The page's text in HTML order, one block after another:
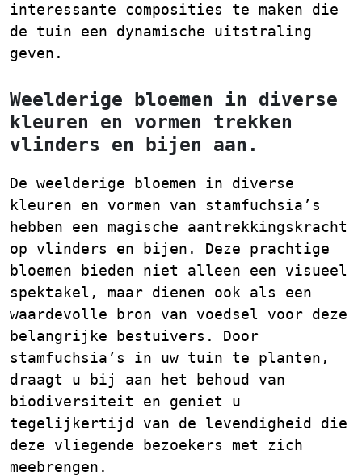
interessante composities te maken die
de tuin een dynamische uitstraling
geven.
Weelderige bloemen in diverse
kleuren en vormen trekken
vlinders en bijen aan.
De weelderige bloemen in diverse
kleuren en vormen van stamfuchsia’s
hebben een magische aantrekkingskracht
op vlinders en bijen. Deze prachtige
bloemen bieden niet alleen een visueel
spektakel, maar dienen ook als een
waardevolle bron van voedsel voor deze
belangrijke bestuivers. Door
stamfuchsia’s in uw tuin te planten,
draagt u bij aan het behoud van
biodiversiteit en geniet u
tegelijkertijd van de levendigheid die
deze vliegende bezoekers met zich
meebrengen.